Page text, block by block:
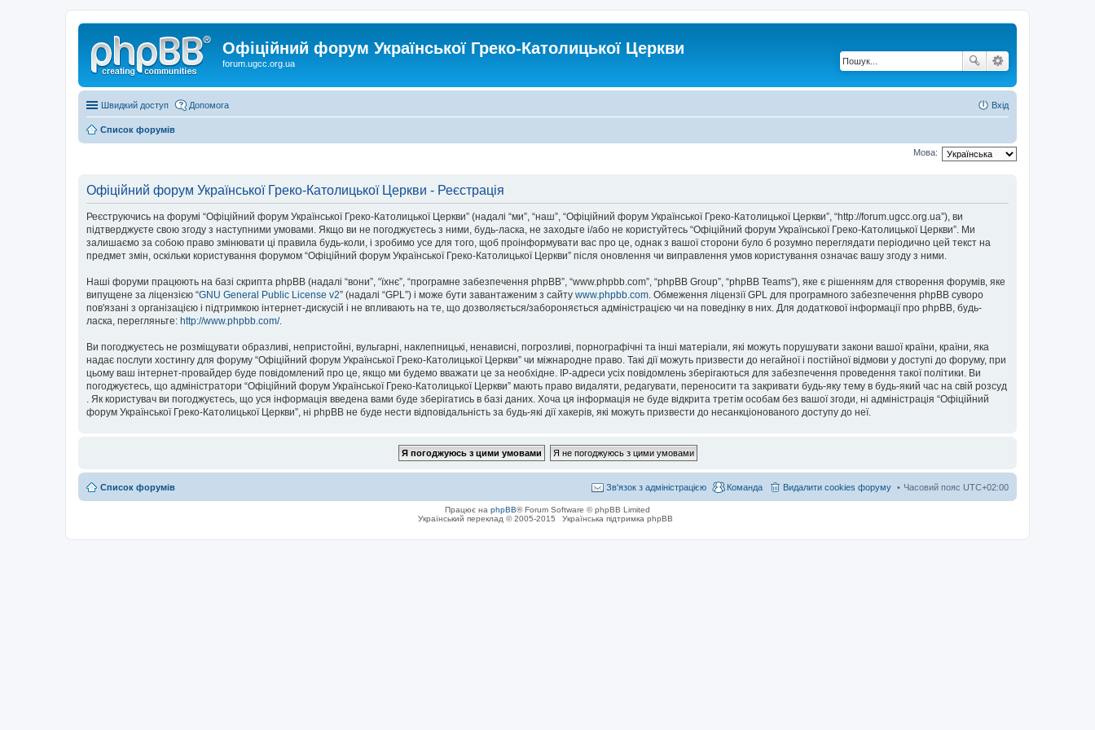
Офіційний форум Української Греко-Католицької Церкви
forum.ugcc.org.ua
Швидкий доступ Допомога Вхід
Список форумів
Мова:
Офіційний форум Української Греко-Католицької Церкви - Реєстрація
Реєструючись на форумі “Офіційний форум Української Греко-Католицької Церкви” (надалі “ми”, “наш”, “Офіційний форум Української Греко-Католицької Церкви”, “http://forum.ugcc.org.ua”), ви
підтверджуєте свою згоду з наступними умовами. Якщо ви не погоджуєтесь з ними, будь-ласка, не заходьте і/або не користуйтесь “Офіційний форум Української Греко-Католицької Церкви”. Ми
залишаємо за собою право змінювати ці правила будь-коли, і зробимо усе для того, щоб проінформувати вас про це, однак з вашої сторони було б розумно переглядати періодично цей текст на
предмет змін, оскільки користування форумом “Офіційний форум Української Греко-Католицької Церкви” після оновлення чи виправлення умов користування означає вашу згоду з ними.
Наші форуми працюють на базі скрипта phpBB (надалі “вони”, “їхнє”, “програмне забезпечення phpBB”, “www.phpbb.com”, “phpBB Group”, “phpBB Teams”), яке є рішенням для створення форумів, яке
випущене за ліцензією “GNU General Public License v2” (надалі “GPL”) і може бути завантаженим з сайту www.phpbb.com. Обмеження ліцензії GPL для програмного забезпечення phpBB суворо
пов'язані з організацією і підтримкою інтернет-дискусій і не впливають на те, що дозволяється/забороняється адміністрацією чи на поведінку в них. Для додаткової інформації про phpBB, будь-
ласка, перегляньте: http://www.phpbb.com/.
Ви погоджуєтесь не розміщувати образливі, непристойні, вульгарні, наклепницькі, ненависні, погрозливі, порнографічні та інші матеріали, які можуть порушувати закони вашої країни, країни, яка
надає послуги хостингу для форуму “Офіційний форум Української Греко-Католицької Церкви” чи міжнародне право. Такі дії можуть призвести до негайної і постійної відмови у доступі до форуму, при
цьому ваш інтернет-провайдер буде повідомлений про це, якщо ми будемо вважати це за необхідне. IP-адреси усіх повідомлень зберігаються для забезпечення проведення такої політики. Ви
погоджуєтесь, що адміністратори “Офіційний форум Української Греко-Католицької Церкви” мають право видаляти, редагувати, переносити та закривати будь-яку тему в будь-який час на свій розсуд
. Як користувач ви погоджуєтесь, що уся інформація введена вами буде зберігатись в базі даних. Хоча ця інформація не буде відкрита третім особам без вашої згоди, ні адміністрація “Офіційний
форум Української Греко-Католицької Церкви”, ні phpBB не буде нести відповідальність за будь-які дії хакерів, які можуть призвести до несанкціонованого доступу до неї.
Список форумів Часовий пояс UTC+02:00
Видалити cookies форуму
Команда
Зв'язок з адміністрацією
Працює на phpBB® Forum Software © phpBB Limited
Український переклад © 2005-2015
Українська підтримка phpBB